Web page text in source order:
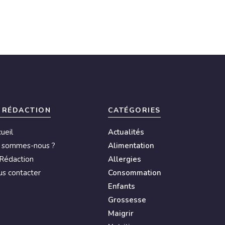
sommes-nous ?
contacter
CATÉGORIES
Actualités
Alimentation
Allergies
Consommation
Enfants
Grossesse
Maigrir